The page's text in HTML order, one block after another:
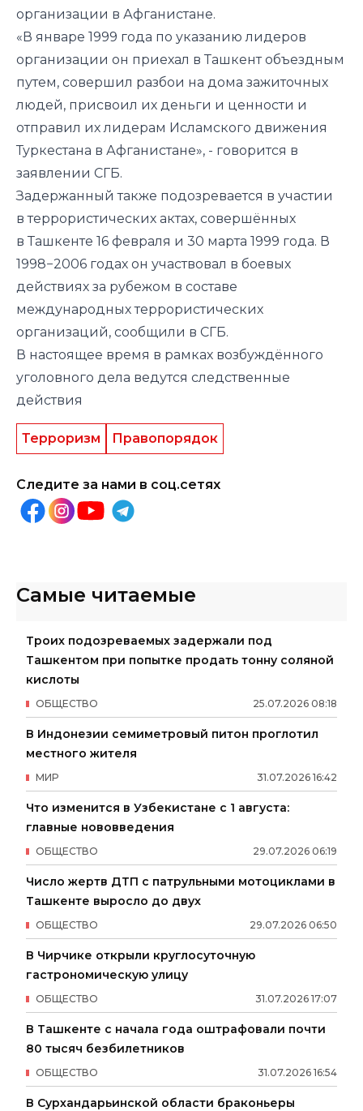
организации в Афганистане.
«В январе 1999 года по указанию лидеров
организации он приехал в Ташкент объездным
путем, совершил разбои на дома зажиточных
людей, присвоил их деньги и ценности и
отправил их лидерам Исламского движения
Туркестана в Афганистане», - говорится в
заявлении СГБ.
Задержанный также подозревается в участии
в террористических актах, совершённых
в Ташкенте 16 февраля и 30 марта 1999 года. В
1998−2006 годах он участвовал в боевых
действиях за рубежом в составе
международных террористических
организаций, сообщили в СГБ.
В настоящее время в рамках возбуждённого
уголовного дела ведутся следственные
действия
Терроризм Правопорядок
Следите за нами в соц.сетях
Самые читаемые
Троих подозреваемых задержали под
Ташкентом при попытке продать тонну соляной
кислоты
25.07.2026 08:18
ОБЩЕСТВО
В Индонезии семиметровый питон проглотил
местного жителя
31.07.2026 16:42
МИР
Что изменится в Узбекистане с 1 августа:
главные нововведения
29.07.2026 06:19
ОБЩЕСТВО
Число жертв ДТП с патрульными мотоциклами в
Ташкенте выросло до двух
29.07.2026 06:50
ОБЩЕСТВО
В Чирчике открыли круглосуточную
гастрономическую улицу
31.07.2026 17:07
ОБЩЕСТВО
В Ташкенте с начала года оштрафовали почти
80 тысяч безбилетников
31.07.2026 16:54
ОБЩЕСТВО
В Сурхандарьинской области браконьеры